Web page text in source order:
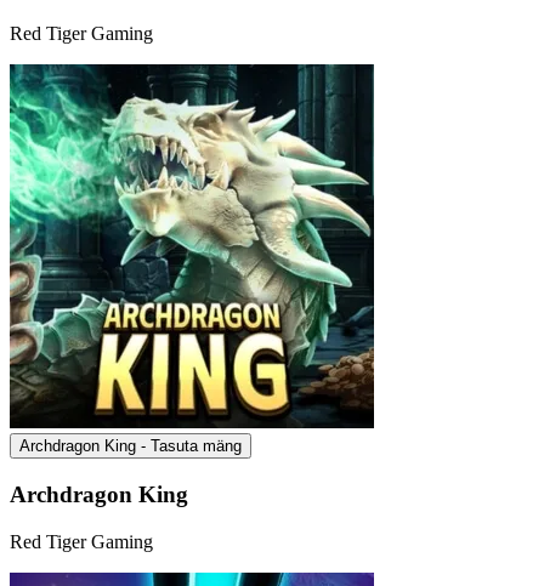
Red Tiger Gaming
Archdragon King - Tasuta mäng
Archdragon King
Red Tiger Gaming